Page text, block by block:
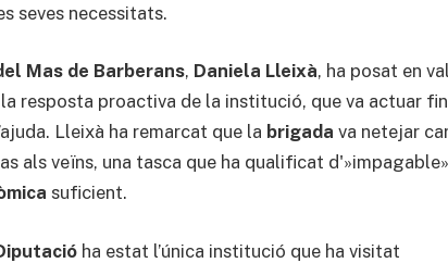
seves necessitats.
Mas de Barberans, Daniela Lleixà, ha posat en
resposta proactiva de la institució, que va actuar
Lleixà ha remarcat que la brigada va netejar
als veïns, una tasca que ha qualificat
suficient.
ha estat l’única institució que ha visitat